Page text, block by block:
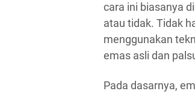
cara ini biasanya
atau tidak. Tidak
menggunakan
emas asli dan
Pada dasarnya,